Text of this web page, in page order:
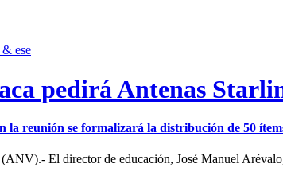
& ese
pedirá Antenas
la reunión se formalizará la distribución de 50
(ANV).- El director de educación, José Manuel